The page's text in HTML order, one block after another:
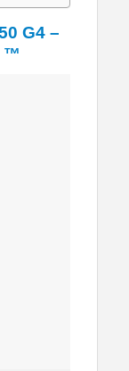
G4 –
™